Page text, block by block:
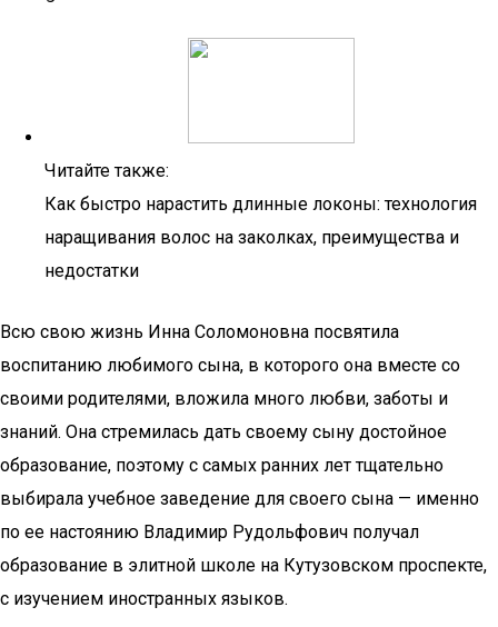
Читайте также:
Как быстро нарастить длинные локоны: технология
наращивания волос на заколках, преимущества и
недостатки
Всю свою жизнь Инна Соломоновна посвятила
воспитанию любимого сына, в которого она вместе со
своими родителями, вложила много любви, заботы и
знаний. Она стремилась дать своему сыну достойное
образование, поэтому с самых ранних лет тщательно
выбирала учебное заведение для своего сына — именно
по ее настоянию Владимир Рудольфович получал
образование в элитной школе на Кутузовском проспекте,
с изучением иностранных языков.